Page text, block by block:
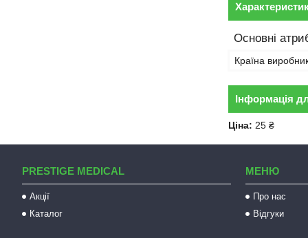
Основні
Країна
Інформація
Ціна: 25 ₴
PRESTIGE MEDICAL
Акції
Каталог
МЕНЮ
Про нас
Відгуки